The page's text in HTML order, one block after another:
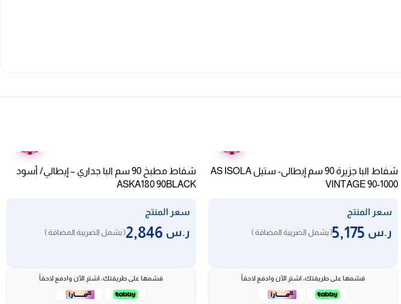
شفاط البا جزيرة 90 سم إيطالى- ستيل AS ISOLA
VINTAGE 90-1000
سعر المنتج
ر.س ( يشمل الضريبة المضافة )
قسّمها على طريقتك، اشترِ الآن وادفع لاحقاً
شفاط مطبخ 90 سم البا جداري – إيطالي/ أسود
ASKA180 90BLACK
سعر المنتج
ر.س ( يشمل الضريبة المضافة )
قسّمها على طريقتك، اشترِ الآن وادفع لاحقاً